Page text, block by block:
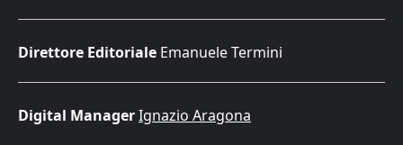
Direttore Editoriale Emanuele Termini
Digital ManagerIgnazio Aragona